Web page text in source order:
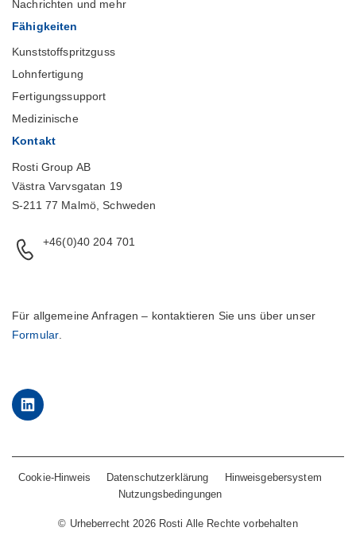
Nachrichten und mehr
Fähigkeiten
Kunststoffspritzguss
Lohnfertigung
Fertigungssupport
Medizinische
Kontakt
Rosti Group AB
Västra Varvsgatan 19
S-211 77 Malmö, Schweden
+46(0)40 204 701
Für allgemeine Anfragen – kontaktieren Sie uns über unser
Formular
LinkedIn
Cookie-Hinweis Datenschutzerklärung
Hinweisgebersystem
Nutzungsbedingungen
© Urheberrecht 2026 Rosti Alle Rechte vorbehalten